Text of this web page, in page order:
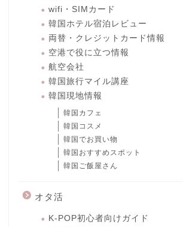
wifi・SIMカード
韓国ホテル宿泊レビュー
両替・クレジットカード情報
空港で役に立つ情報
航空会社
韓国旅行マイル講座
韓国現地情報
韓国カフェ
韓国コスメ
韓国でお買い物
韓国おすすめスポット
韓国ご飯屋さん
オタ活
K-POP初心者向けガイド